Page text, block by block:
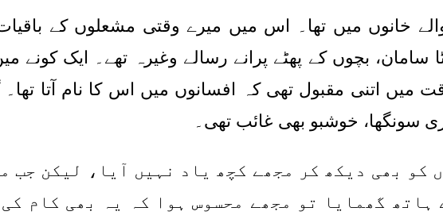
خانوں میں تھا۔ اس میں میرے وقتی مشعلوں کے
سامان، بچوں کے پھٹے پرانے رسالے وغیرہ تھے۔ ایک
میں اتنی مقبول تھی کہ افسانوں میں اس کا نام آتا
سونگھا، خوشبو بھی غائب تھی۔
کو بھی دیکھ کر مجھے کچھ یاد نہیں آیا، لیکن جب
ہاتھ گھمایا تو مجھے محسوس ہوا کہ یہ بھی کام